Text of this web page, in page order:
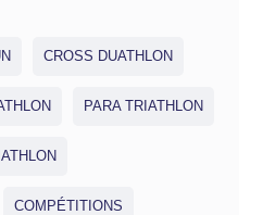
CROSS DUATHLON
PARA TRIATHLON
COMPÉTITIONS